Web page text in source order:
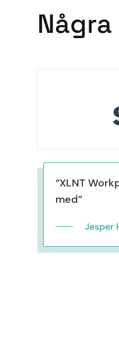
Några
“XLNT
med”
Jesper